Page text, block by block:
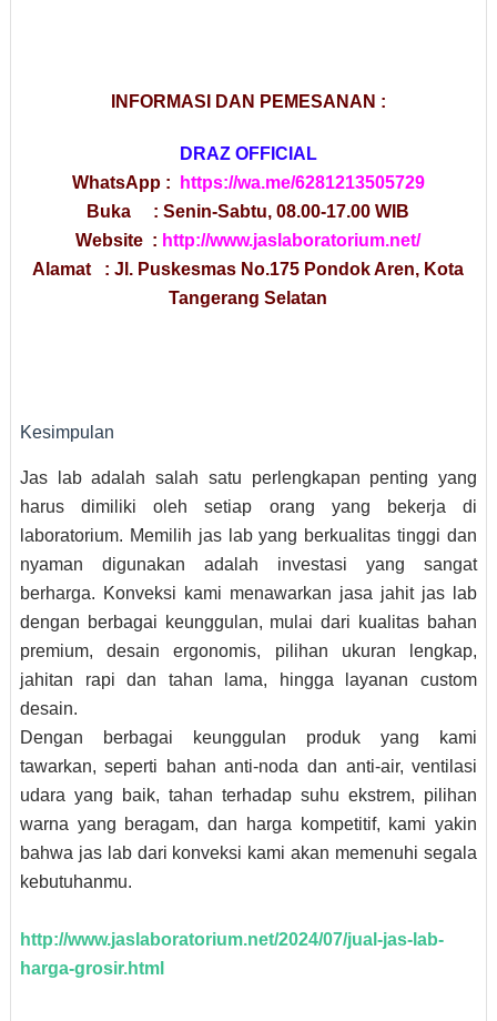
INFORMASI DAN PEMESANAN :
DRAZ OFFICIAL
WhatsApp :
https://wa.me/6281213505729
Buka : Senin-Sabtu, 08.00-17.00 WIB
Website : http://www.jaslaboratorium.net/
Alamat : Jl. Puskesmas No.175 Pondok Aren, Kota
Tangerang Selatan
Kesimpulan
Jas lab adalah salah satu perlengkapan penting yang
harus dimiliki oleh setiap orang yang bekerja di
laboratorium. Memilih jas lab yang berkualitas tinggi dan
nyaman digunakan adalah investasi yang sangat
berharga. Konveksi kami menawarkan jasa jahit jas lab
dengan berbagai keunggulan, mulai dari kualitas bahan
premium, desain ergonomis, pilihan ukuran lengkap,
jahitan rapi dan tahan lama, hingga layanan custom
desain.
Dengan berbagai keunggulan produk yang kami
tawarkan, seperti bahan anti-noda dan anti-air, ventilasi
udara yang baik, tahan terhadap suhu ekstrem, pilihan
warna yang beragam, dan harga kompetitif, kami yakin
bahwa jas lab dari konveksi kami akan memenuhi segala
kebutuhanmu.
http://www.jaslaboratorium.net/2024/07/jual-jas-lab-
harga-grosir.html